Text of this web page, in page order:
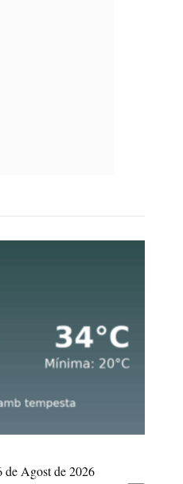
de Agost de 2026